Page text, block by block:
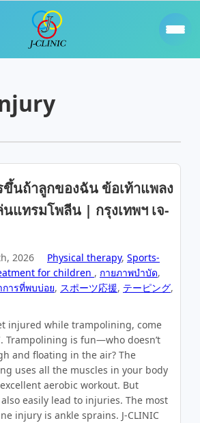
ขึ้นถ้าลูกของฉัน ข้อเท้าแพลง
นแทรมโพลีน | กรุงเทพฯ เจ-
2026 Physical therapy, Sports-
for children , กายภาพบำบัด,
การที่พบบ่อย, スポーツ応援, テーピング,
injured while trampolining, come
Trampolining is fun—who doesn’t
and floating in the air? The
uses all the muscles in your body
aerobic workout. But
easily lead to injuries. The most
injury is ankle sprains. J-CLINIC